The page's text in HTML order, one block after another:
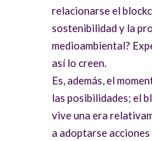
relacionarse el
sostenibilidad y la
medioambiental?
así lo creen.
Es, además, el
las posibilidades; el
vive una era
a adoptarse